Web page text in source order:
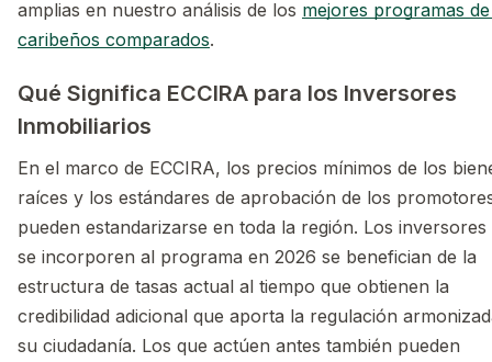
amplias en nuestro análisis de los mejores programas
caribeños comparados.
Qué Significa ECCIRA para los Inversores
Inmobiliarios
En el marco de ECCIRA, los precios mínimos de los
raíces y los estándares de aprobación de los
pueden estandarizarse en toda la región. Los inversores
se incorporen al programa en 2026 se benefician de la
estructura de tasas actual al tiempo que obtienen la
credibilidad adicional que aporta la regulación
su ciudadanía. Los que actúen antes también pueden